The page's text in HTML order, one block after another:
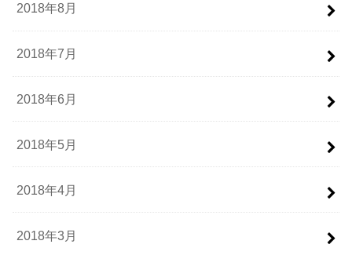
2018年8月
2018年7月
2018年6月
2018年5月
2018年4月
2018年3月